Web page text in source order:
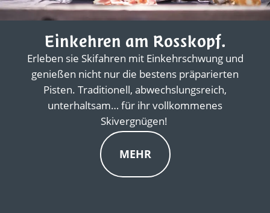
Einkehren am Rosskopf.
Erleben sie Skifahren mit Einkehrschwung und
genießen nicht nur die bestens präparierten
Pisten. Traditionell, abwechslungsreich,
unterhaltsam… für ihr vollkommenes
Skivergnügen!
MEHR